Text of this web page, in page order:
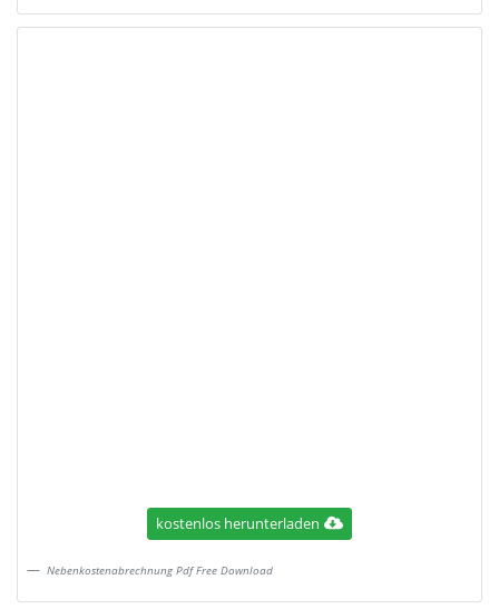
kostenlos herunterladen
Nebenkostenabrechnung Pdf Free Download